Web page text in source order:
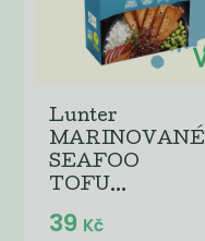
Lunter
MARINOVANÉ
SEAFOO
TOFU...
39 Kč